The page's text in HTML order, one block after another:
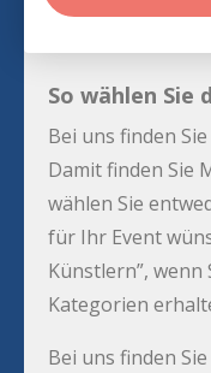
So wählen Sie
Bei uns finden
Damit finden Sie
wählen Sie
für Ihr Event
Künstlern”, wenn
Kategorien
Bei uns finden